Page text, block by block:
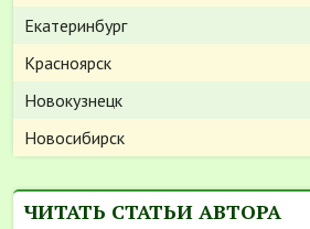
Екатеринбург
Красноярск
Новокузнецк
Новосибирск
ЧИТАТЬ СТАТЬИ АВТОРА